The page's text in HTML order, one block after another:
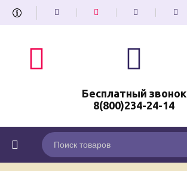
Бесплатный звонок
8(800)234-24-14